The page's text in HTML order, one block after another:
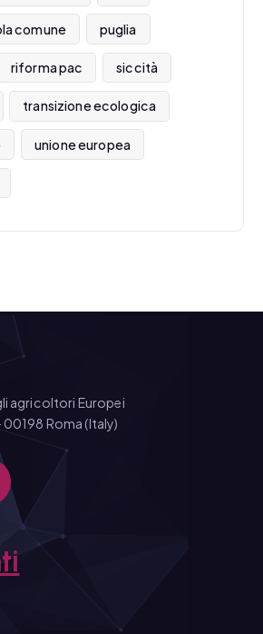
comune puglia
riforma pac siccità
transizione ecologica
unione europea
agricoltori Europei
Roma (Italy)